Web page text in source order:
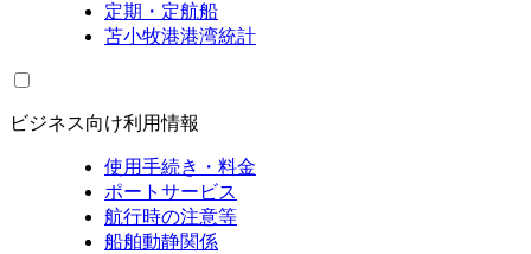
定期・定航船
苫小牧港港湾統計
ビジネス向け利用情報
使用手続き・料金
ポートサービス
航行時の注意等
船舶動静関係